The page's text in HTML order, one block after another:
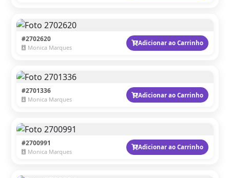
#2702620
Monica Marques
Adicionar ao Carrinho
#2701336
Monica Marques
Adicionar ao Carrinho
#2700991
Monica Marques
Adicionar ao Carrinho